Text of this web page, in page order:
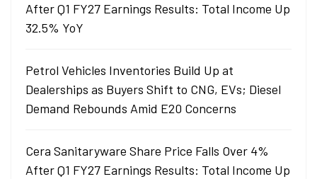
After Q1 FY27 Earnings Results: Total Income Up
32.5% YoY
Petrol Vehicles Inventories Build Up at
Dealerships as Buyers Shift to CNG, EVs; Diesel
Demand Rebounds Amid E20 Concerns
Cera Sanitaryware Share Price Falls Over 4%
After Q1 FY27 Earnings Results: Total Income Up